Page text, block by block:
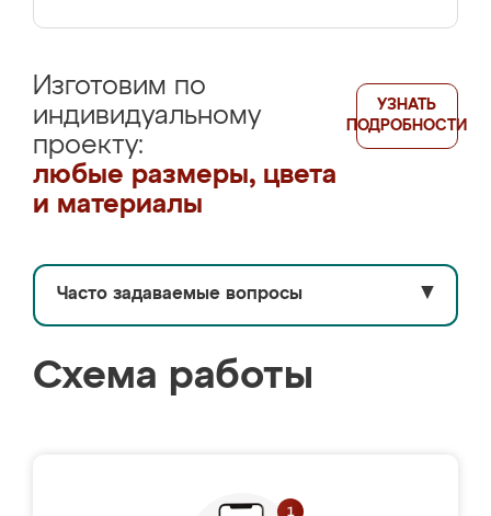
Изготовим по
индивидуальному
проекту:
любые размеры, цвета
и материалы
УЗНАТЬ
ПОДРОБНОСТИ
Часто задаваемые вопросы ▼
Схема работы